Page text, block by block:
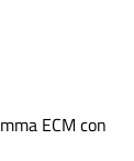
ECM con